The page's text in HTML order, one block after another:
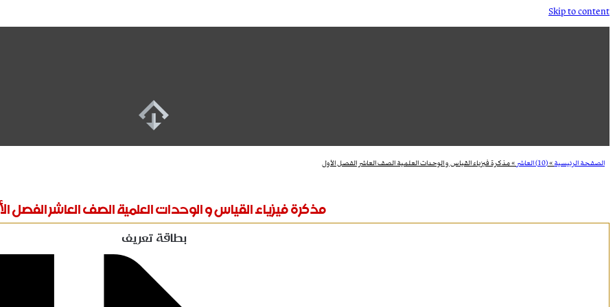
Skip to content
الصفحة الرئيسية»(10) العاشر »مذكرة فيزياء القياس و الوحدات العلمية الصف العاشر الفصل الأول
مذكرة فيزياء القياس و الوحدات العلمية الصف العاشر الفصل
بطاقة تعريف